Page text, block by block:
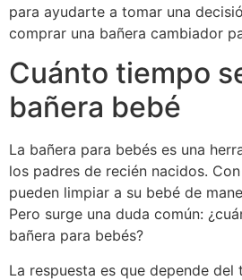
para ayudarte a tomar una
comprar una bañera cambiador
Cuánto tiempo
bañera bebé
La bañera para bebés es una
los padres de recién nacidos.
pueden limpiar a su bebé de
Pero surge una duda común:
bañera para bebés?
La respuesta es que depende